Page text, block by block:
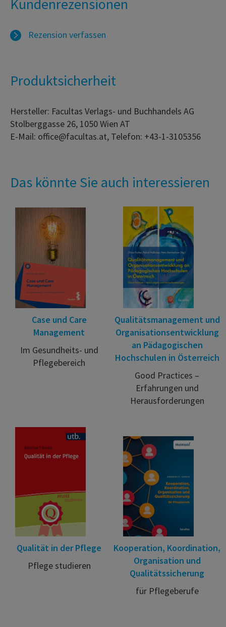
Kundenrezensionen
Rezension verfassen
Produktsicherheit
Hersteller: Facultas Verlags- und Buchhandels AG
Stolberggasse 26, 1050 Wien AT
E-Mail: office@facultas.at, Telefon: +43-1-3105356
Das könnte Sie auch interessieren
Case und Care
Management
Im Gesundheits- und
Pflegebereich
Qualitätsmanagement und
Organisationsentwicklung
an Pädagogischen
Hochschulen in Österreich
Good Practices –
Erfahrungen und
Herausforderungen
Qualität in der Pflege
Pflege studieren
Kooperation, Koordination,
Organisation und
Qualitätssicherung
für Pflegeberufe